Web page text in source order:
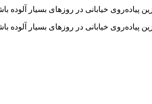
خیابانی در روزهای بسیار آلوده
خیابانی در روزهای بسیار آلوده